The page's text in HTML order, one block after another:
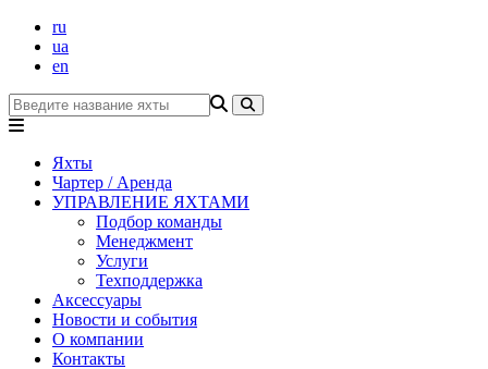
ru
ua
en
Яхты
Чартер / Аренда
УПРАВЛЕНИЕ ЯХТАМИ
Подбор команды
Менеджмент
Услуги
Техподдержка
Аксессуары
Новости и события
О компании
Контакты